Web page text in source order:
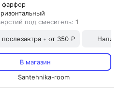
фарфор
под смеситель: 1
послезавтра • от 350 ₽
В магазин
Santehnika-room